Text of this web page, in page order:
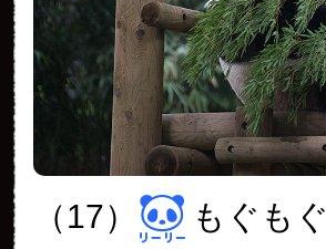
（17） もぐもぐ